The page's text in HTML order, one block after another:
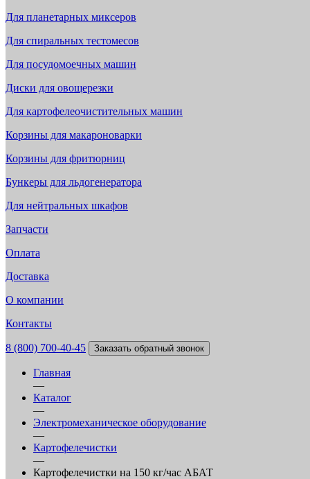
Для планетарных миксеров
Для спиральных тестомесов
Для посудомоечных машин
Диски для овощерезки
Для картофелеочистительных машин
Корзины для макароноварки
Корзины для фритюрниц
Бункеры для льдогенератора
Для нейтральных шкафов
Запчасти
Оплата
Доставка
О компании
Контакты
8 (800) 700-40-45 Заказать обратный звонок
Главная
—
Каталог
—
Электромеханическое оборудование
—
Картофелечистки
—
Картофелечистки на 150 кг/час АБАТ